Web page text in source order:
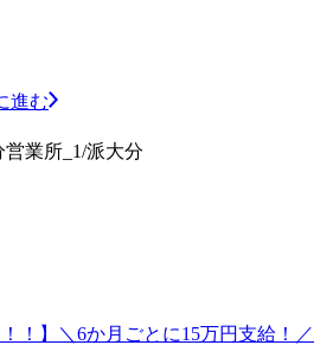
進む
業所_1/派大分
！！】＼6か月ごとに15万円支給！／